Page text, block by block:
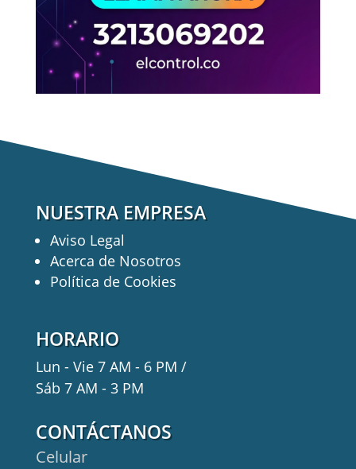
NUESTRA EMPRESA
Aviso Legal
Acerca de Nosotros
Política de Cookies
HORARIO
Lun - Vie 7 AM - 6 PM /
Sáb 7 AM - 3 PM
CONTÁCTANOS
Celular